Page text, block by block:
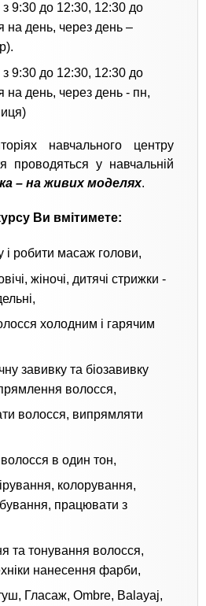
з 9:30 до 12:30, 12:30 до
на день, через день –
з 9:30 до 12:30, 12:30 до
на день, через день - пн,
навчального центру
проводяться у навчальній
– на живих моделях.
Ви вмітимете:
і робити масаж голови,
жіночі, дитячі стрижки -
холодним і гарячим
завивку та біозавивку
волосся,
волосся, випрямляти
в один тон,
колорування,
працювати з
та тонування волосся,
нанесення фарби,
Гласаж, Ombre, Balayaj,